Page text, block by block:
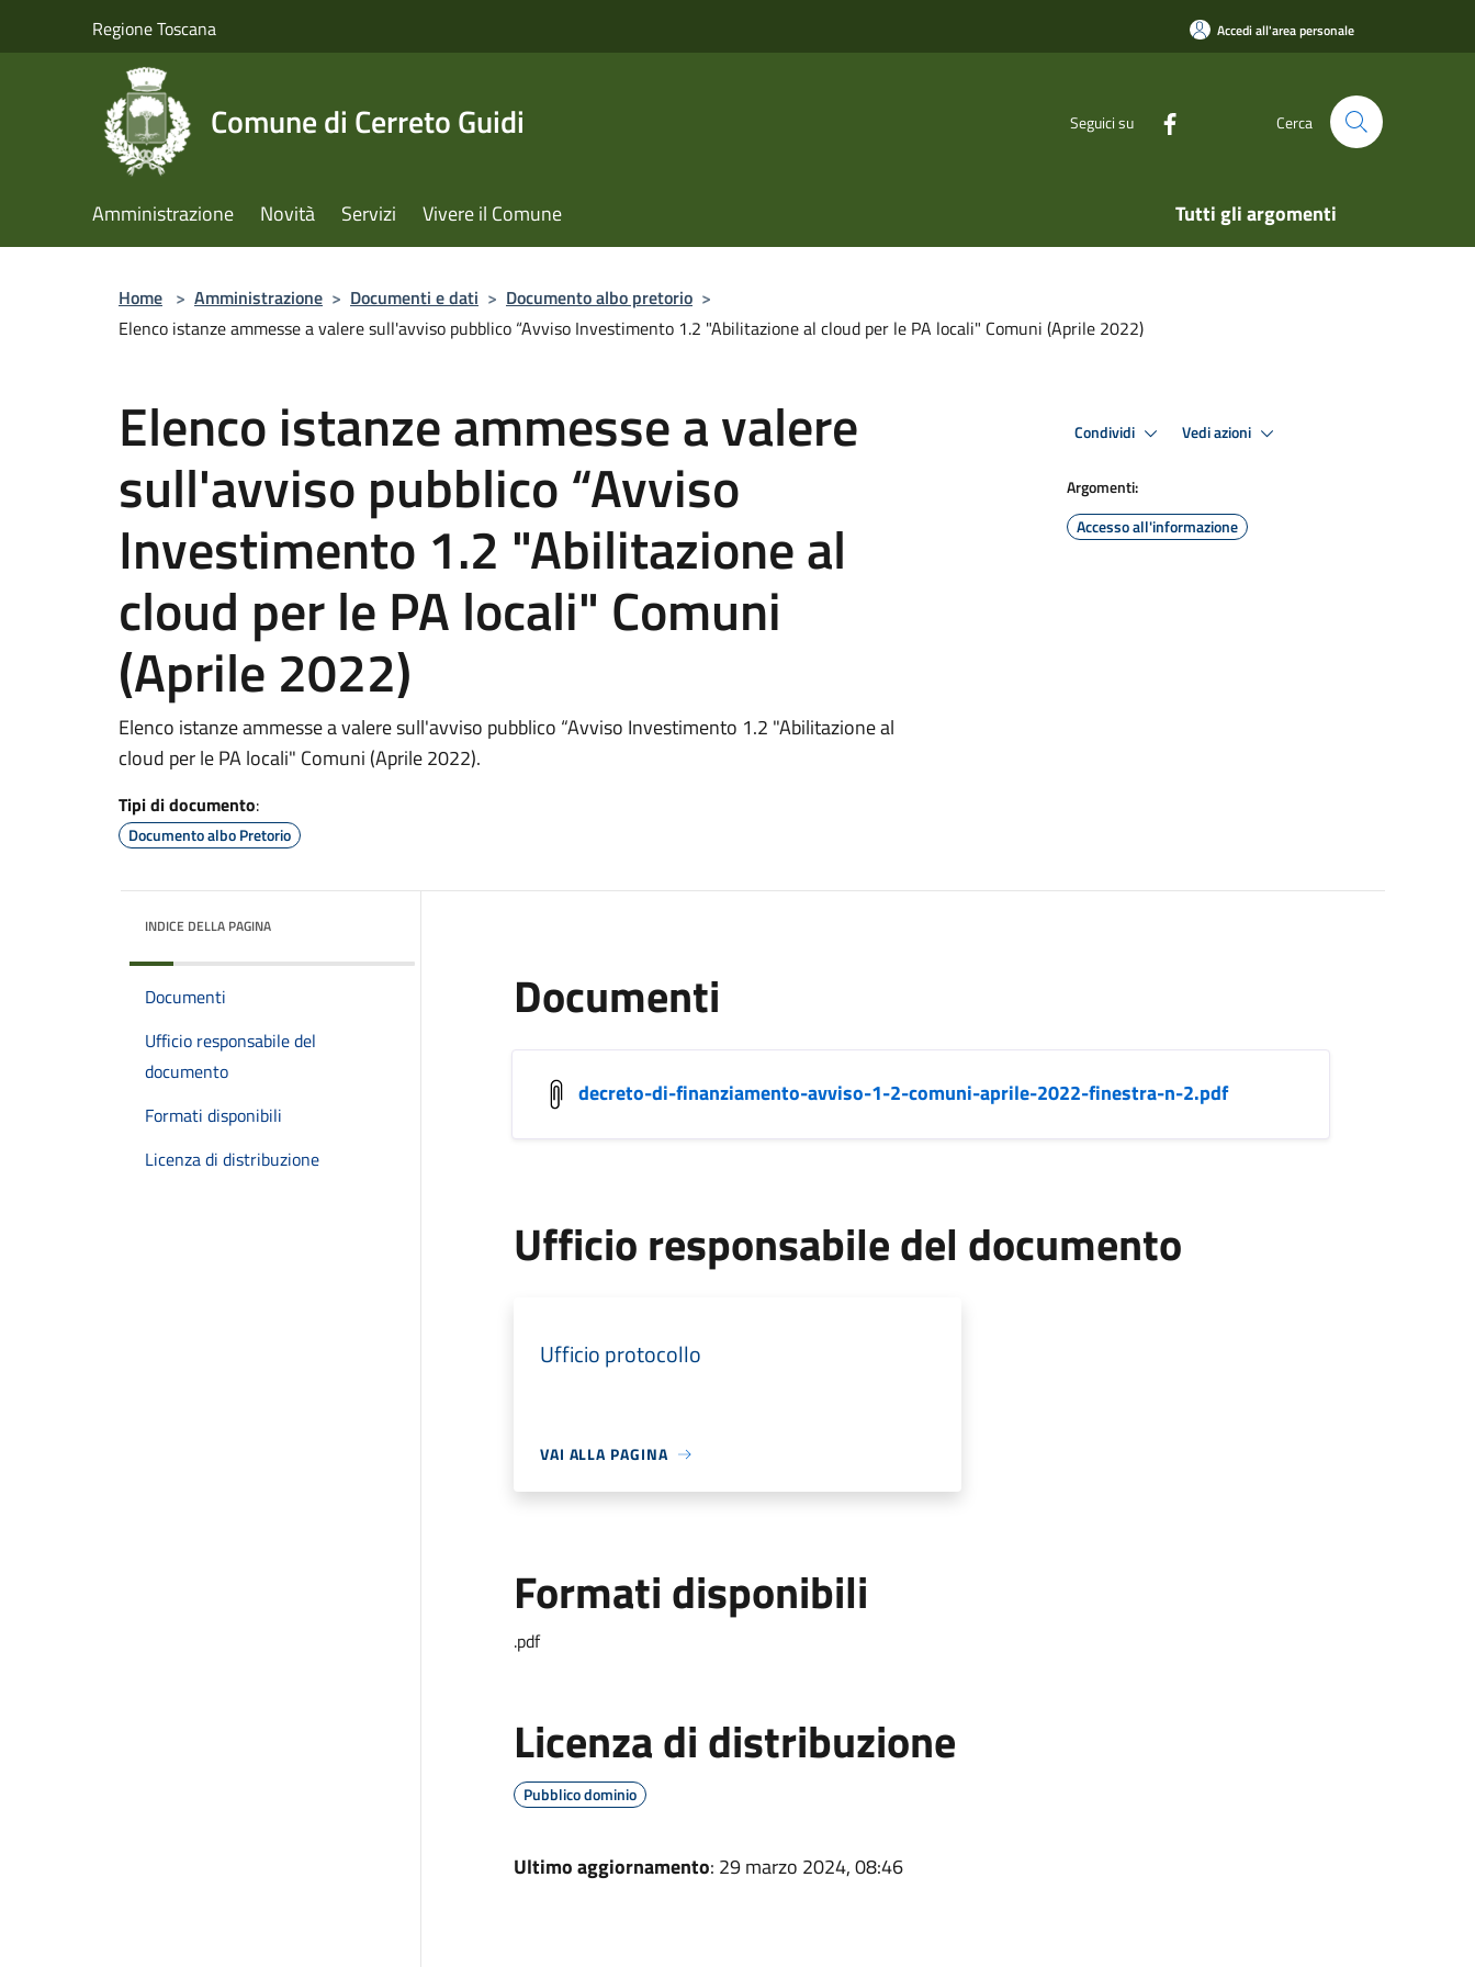
Regione Toscana Accedi all'area personale
Comune di Cerreto Guidi Seguici su Cerca
Amministrazione Novità Servizi Vivere il Comune Tutti gli argomenti
Home > Amministrazione > Documenti e dati > Documento albo pretorio >
Elenco istanze ammesse a valere sull'avviso pubblico “Avviso Investimento 1.2 "Abilitazione al cloud per le PA locali" Comuni (Aprile 2022)
Elenco istanze ammesse a valere
sull'avviso pubblico “Avviso
Investimento 1.2 "Abilitazione al
cloud per le PA locali" Comuni
(Aprile 2022)
Elenco istanze ammesse a valere sull'avviso pubblico “Avviso Investimento 1.2 "Abilitazione al
cloud per le PA locali" Comuni (Aprile 2022).
Tipi di documento:
Documento albo Pretorio
Condividi Vedi azioni
Argomenti:
Accesso all'informazione
INDICE DELLA PAGINA
Documenti
Ufficio responsabile del
documento
Formati disponibili
Licenza di distribuzione
Documenti
decreto-di-finanziamento-avviso-1-2-comuni-aprile-2022-finestra-n-2.pdf
Ufficio responsabile del documento
Ufficio protocollo
VAI ALLA PAGINA
Formati disponibili
.pdf
Licenza di distribuzione
Pubblico dominio
Ultimo aggiornamento: 29 marzo 2024, 08:46